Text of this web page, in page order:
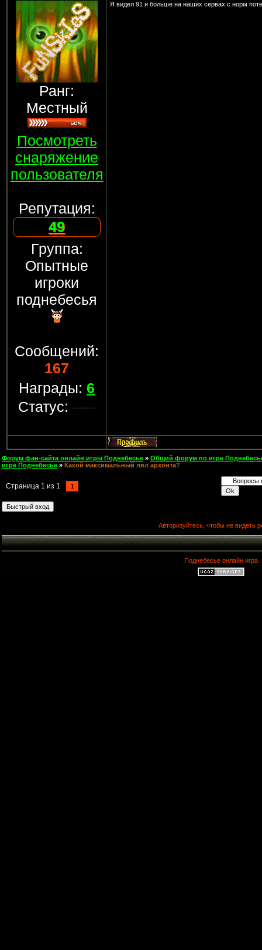
Ранг:
Местный
Посмотреть
снаряжение
пользователя
Репутация:
49
Группа:
Опытные
игроки
поднебесья
Сообщений:
167
Награды: 6
Статус:
Я видел 91 и больше на наших сервах с норм
Форум фан-сайта онлайн игры Поднебесье » Общий форум по игре
игре Поднебесье » Какой максимальный лвл архонта?
Страница 1 из 1 1
Авторизуйтесь, чтобы не видеть
Поднебесье онлайн игра